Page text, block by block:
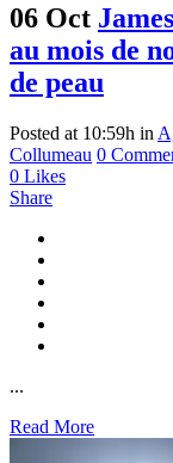
06 Oct
au mois de
de peau
Posted at 10:59h in
Collumeau 0
0 Likes
Share
...
Read More